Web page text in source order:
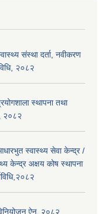
संस्था दर्ता, नवीकरण
२०८२
स्थापना तथा
२०८२
स्वास्थ्य सेवा केन्द्र /
केन्द्र अक्षय कोष स्थापना
ऐन‚ २०८२